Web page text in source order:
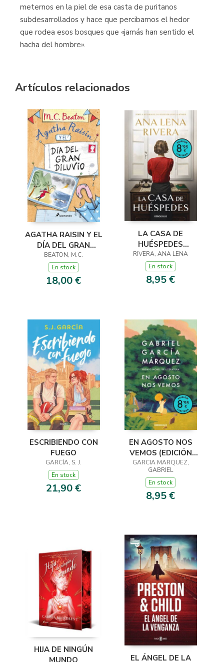
meternos en la piel de esa casta de puritanos
subdesarrollados y hace que percibamos el hedor
que rodea esos bosques que «jamás han sentido el
hacha del hombre».
Artículos relacionados
AGATHA RAISIN Y EL
DÍA DEL GRAN
DILUVIO (AGATHA
RAISIN 12)
BEATON, M.C.
En stock
18,00 €
LA CASA DE
HUÉSPEDES
(EDICIÓN LIMITADA ·
VERANO)
RIVERA, ANA LENA
En stock
8,95 €
ESCRIBIENDO CON
FUEGO
GARCÍA, S. J.
En stock
21,90 €
EN AGOSTO NOS
VEMOS (EDICIÓN
LIMITADA)
GARCIA MARQUEZ,
GABRIEL
En stock
8,95 €
HIJA DE NINGÚN
EL ÁNGEL DE LA